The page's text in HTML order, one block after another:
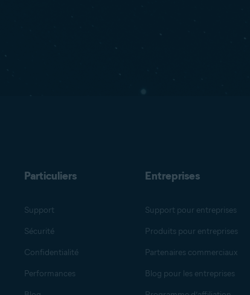
Particuliers
Support
Sécurité
Confidentialité
Performances
Entreprises
Support pour entreprises
Produits pour entreprises
Partenaires commerciaux
Blog pour les entreprises